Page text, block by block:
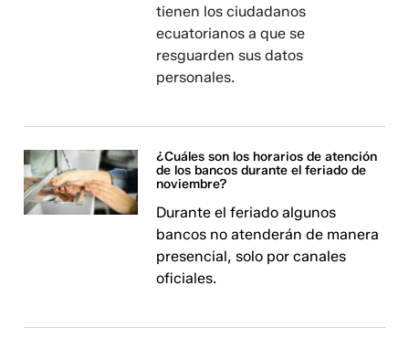
tienen los ciudadanos
ecuatorianos a que se
resguarden sus datos
personales.
¿Cuáles son los horarios de atención
de los bancos durante el feriado de
noviembre?
Durante el feriado algunos
bancos no atenderán de manera
presencial, solo por canales
oficiales.